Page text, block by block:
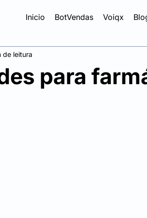
Inicio BotVendas Voiqx
para
de leitura